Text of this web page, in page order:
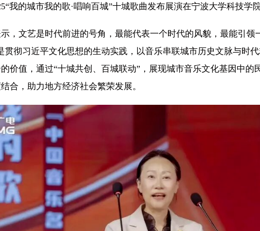
我的城市我的歌·唱响百城”十城歌曲发布展演在宁波大学科技学
文艺是时代前进的号角，最能代表一个时代的风貌，最能引领
贯彻习近平文化思想的生动实践，以音乐串联城市历史文脉与时
价值，通过“十城共创、百城联动”，展现城市音乐文化基因中的
合，助力地方经济社会繁荣发展。